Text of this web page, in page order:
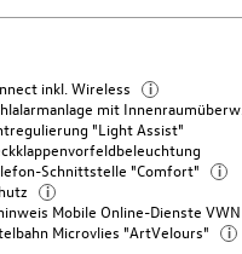
inkl. Wireless i
mit Innenraumüberw.
"Light Assist"
Schnittstelle "Comfort" i
i
Mobile Online-Dienste VWN
Microvlies "ArtVelours" i